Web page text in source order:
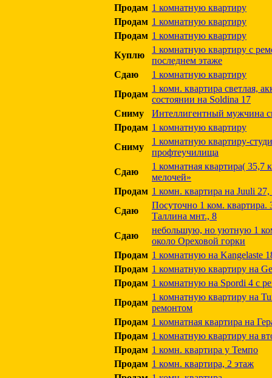
Продам 1 комнатную квартиру
Продам 1 комнатную квартиру
Продам 1 комнатную квартиру
Куплю
1 комнатную квартиру с
последнем этаже
Сдаю
1 комнатную квартиру
Продам
1 комн. квартира светлая,
состоянии на Soldina 17
Сниму
Интеллигентный мужчина
Продам 1 комнатную квартиру
Сниму
1 комнатную квартиру-
профтеучилища
Сдаю
1 комнатная квартира( 35,7
мелочей»
Продам 1 комн. квартира на Juuli
Сдаю
Посуточно 1 ком. квартира.
Таллина мнт., 8
Сдаю
небольшую, но уютную 1
около Ореховой горки
Продам 1 комнатную на Kangelaste
Продам 1 комнатную квартиру на
Продам 1 комнатную на Spordi 4 с
Продам
1 комнатную квартиру на
ремонтом
Продам 1 комнатная квартира на
Продам 1 комнатную квартиру на
Продам 1 комн. квартира у Темпо
Продам 1 комн. квартира, 2 этаж